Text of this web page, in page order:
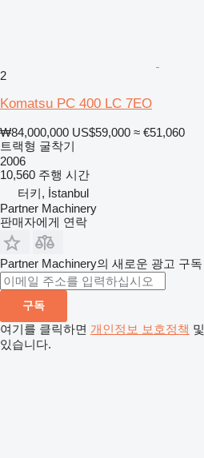
2
Komatsu PC 400 LC 7EO
₩84,000,000 US$59,000 ≈ €51,060
트랙형 굴착기
2006
10,560 주행 시간
터키, İstanbul
Partner Machinery
판매자에게 연락
Partner Machinery의 새로운 광고 구독
구독
여기를 클릭하면 개인정보 보호정책 및
있습니다.